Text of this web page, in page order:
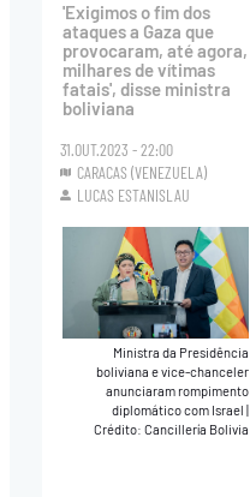
'Exigimos o fim dos
ataques a Gaza que
provocaram, até agora,
milhares de vítimas
fatais', disse ministra
boliviana
31.OUT.2023 - 22:00
CARACAS (VENEZUELA)
LUCAS ESTANISLAU
Ministra da Presidência
boliviana e vice-chanceler
anunciaram rompimento
diplomático com Israel|
Crédito: Cancillería Bolivia